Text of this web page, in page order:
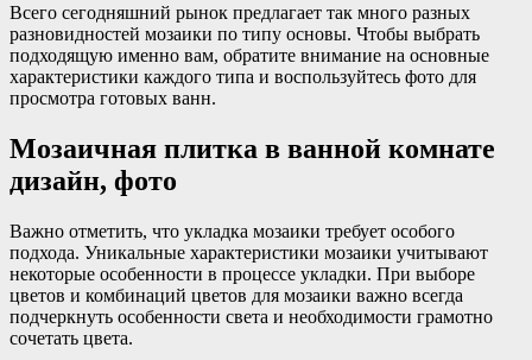
Всего сегодняшний рынок предлагает так много разных
разновидностей мозаики по типу основы. Чтобы выбрать
подходящую именно вам, обратите внимание на основные
характеристики каждого типа и воспользуйтесь фото для
просмотра готовых ванн.
Мозаичная плитка в ванной комнате
дизайн, фото
Важно отметить, что укладка мозаики требует особого
подхода. Уникальные характеристики мозаики учитывают
некоторые особенности в процессе укладки. При выборе
цветов и комбинаций цветов для мозаики важно всегда
подчеркнуть особенности света и необходимости грамотно
сочетать цвета.